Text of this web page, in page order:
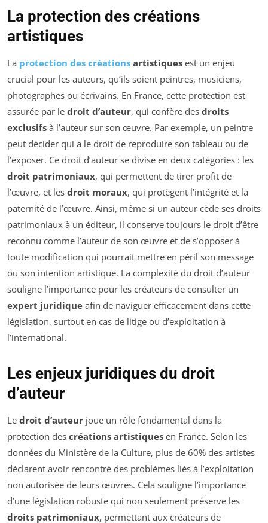
La protection des créations
artistiques
La protection des créations artistiques est un enjeu
crucial pour les auteurs, qu’ils soient peintres, musiciens,
photographes ou écrivains. En France, cette protection est
assurée par le droit d’auteur, qui confère des droits
exclusifs à l’auteur sur son œuvre. Par exemple, un peintre
peut décider qui a le droit de reproduire son tableau ou de
l’exposer. Ce droit d’auteur se divise en deux catégories : les
droit patrimoniaux, qui permettent de tirer profit de
l’œuvre, et les droit moraux, qui protègent l’intégrité et la
paternité de l’œuvre. Ainsi, même si un auteur cède ses droits
patrimoniaux à un éditeur, il conserve toujours le droit d’être
reconnu comme l’auteur de son œuvre et de s’opposer à
toute modification qui pourrait mettre en péril son message
ou son intention artistique. La complexité du droit d’auteur
souligne l’importance pour les créateurs de consulter un
expert juridique afin de naviguer efficacement dans cette
législation, surtout en cas de litige ou d’exploitation à
l’international.
Les enjeux juridiques du droit
d’auteur
Le droit d’auteur joue un rôle fondamental dans la
protection des créations artistiques en France. Selon les
données du Ministère de la Culture, plus de 60% des artistes
déclarent avoir rencontré des problèmes liés à l’exploitation
non autorisée de leurs œuvres. Cela souligne l’importance
d’une législation robuste qui non seulement préserve les
droits patrimoniaux, permettant aux créateurs de